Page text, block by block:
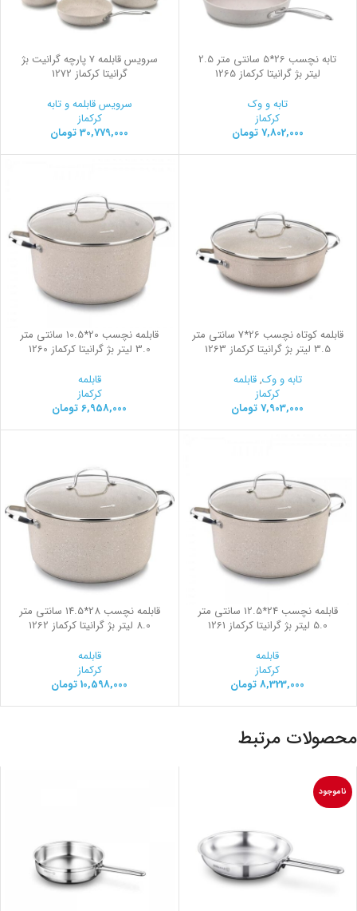
تابه نچسب 26*5 سانتی متر 2.5
لیتر بژ گرانیتا کرکماز 1265
تابه و وک
کرکماز
7,802,000 تومان
سرویس قابلمه 7 پارچه گرانیت بژ
گرانیتا کرکماز 1272
سرویس قابلمه و تابه
کرکماز
30,779,000 تومان
قابلمه کوتاه نچسب 26*7 سانتی متر
3.5 لیتر بژ گرانیتا کرکماز 1263
تابه و وک,قابلمه
کرکماز
7,903,000 تومان
قابلمه نچسب 20*10.5 سانتی متر
3.0 لیتر بژ گرانیتا کرکماز 1260
قابلمه
کرکماز
6,958,000 تومان
قابلمه نچسب 24*12.5 سانتی متر
5.0 لیتر بژ گرانیتا کرکماز 1261
قابلمه
کرکماز
8,323,000 تومان
قابلمه نچسب 28*14.5 سانتی متر
8.0 لیتر بژ گرانیتا کرکماز 1262
قابلمه
کرکماز
10,598,000 تومان
محصولات مرتبط
ناموجود